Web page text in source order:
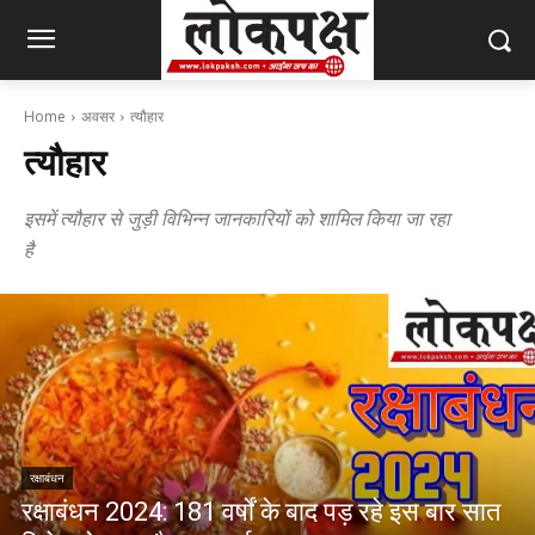
Home अवसर त्यौहार
त्यौहार
इसमें त्यौहार से जुड़ी विभिन्न जानकारियों को शामिल किया जा रहा
है
रक्षाबंधन
रक्षाबंधन 2024: 181 वर्षों के बाद पड़ रहे इस बार सात